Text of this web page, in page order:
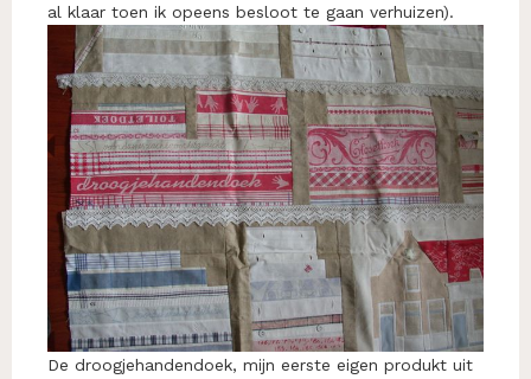
al klaar toen ik opeens besloot te gaan verhuizen).
De droogjehandendoek, mijn eerste eigen produkt uit